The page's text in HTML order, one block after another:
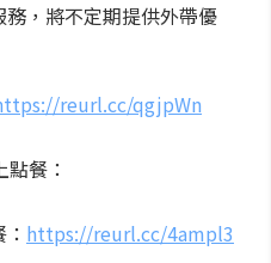
，將不定期提供外帶優
reurl.cc/qgjpWn
餐：
https://reurl.cc/4ampl3